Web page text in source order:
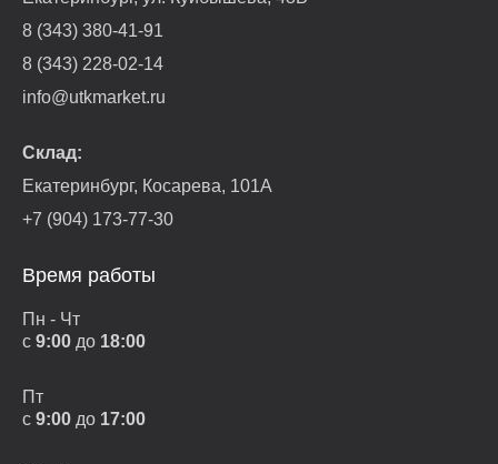
8 (343) 380-41-91
8 (343) 228-02-14
info@utkmarket.ru
Склад:
Екатеринбург, Косарева, 101А
+7 (904) 173-77-30
Время работы
Пн - Чт
с 9:00 до 18:00
Пт
с 9:00 до 17:00